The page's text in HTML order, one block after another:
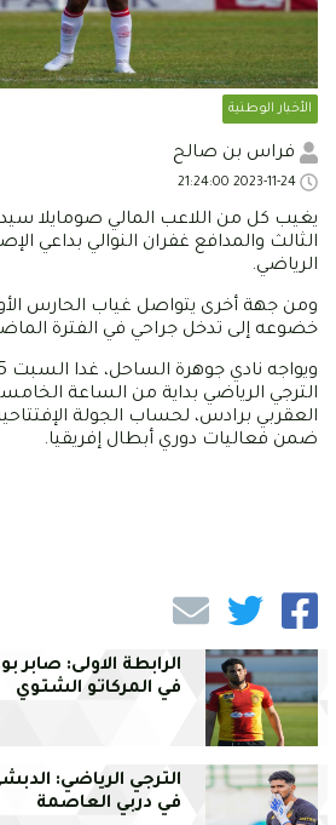
الأخبار الوطنية
فراس بن صالح
يغيب كل من اللاعب المالي صومايلا
الثالث والمدافع غفران النوالي بداعي
الرياضي.
ومن جهة أخرى يتواصل غياب الحارس
خضوعه إلى تدخل جراحي في الفترة
الترجي الرياضي بداية من الساعة
العقربي برادس، لحساب الجولة
ضمن فعاليات دوري أبطال إفريقيا.
الرابطة الاولى: صابر
في المركاتو الشتوي
الترجي الرياضي:
في دربي العاصمة